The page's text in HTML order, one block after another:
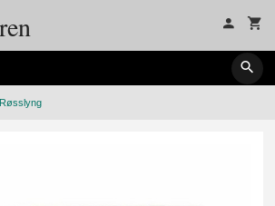
Røsslyng